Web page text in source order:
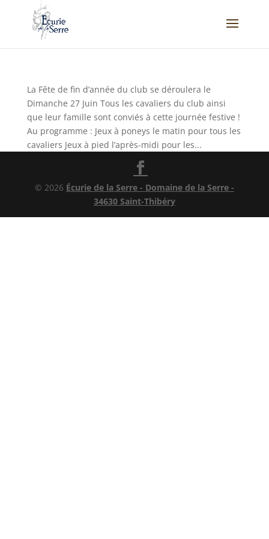
La Fête de fin d’année du club se déroulera le
Dimanche 27 Juin Tous les cavaliers du club ainsi
que leur famille sont conviés à cette journée festive !
Au programme : Jeux à poneys le matin pour tous les
cavaliers Jeux à pied l’après-midi pour les...
© 2026 Écurie de la Serre - Domaine de la Serre -
34630 Saint-Thibéry